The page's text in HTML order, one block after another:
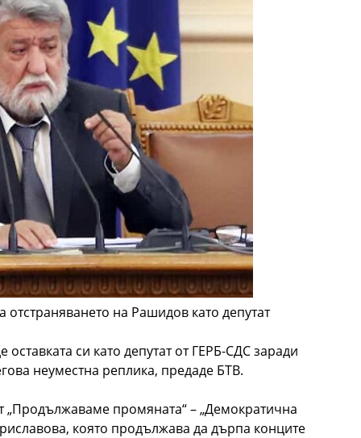
отстраняването на Рашидов като депутат
си като депутат от ГЕРБ-СДС заради
неуместна реплика, предаде БТВ.
„Продължаваме промяната“ – „Демократична
която продължава да дърпа конците